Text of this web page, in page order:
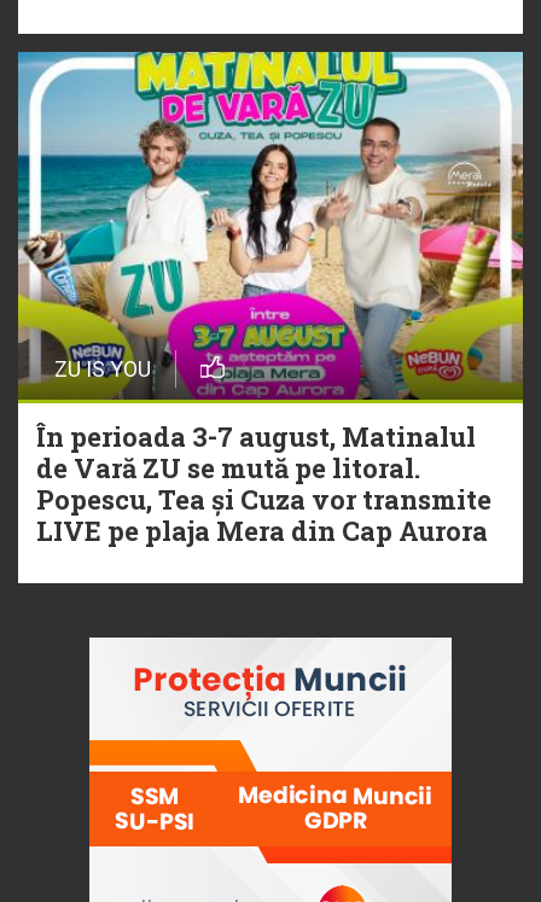
NEW MUSIC | 5 piese noi în
playlistul Radio ZU
ZU IS YOU
În perioada 3-7 august, Matinalul
de Vară ZU se mută pe litoral.
Popescu, Tea și Cuza vor transmite
LIVE pe plaja Mera din Cap Aurora